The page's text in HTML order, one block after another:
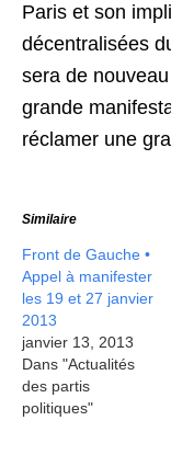
Paris et son
décentralisées
sera de
grande
réclamer une
Similaire
Front de Gauche •
Appel à manifester
les 19 et 27 janvier
2013
janvier 13, 2013
Dans "Actualités
des partis
politiques"